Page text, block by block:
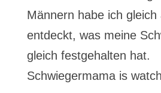
Männern habe ich gleich
entdeckt, was meine
gleich festgehalten hat.
Schwiegermama is